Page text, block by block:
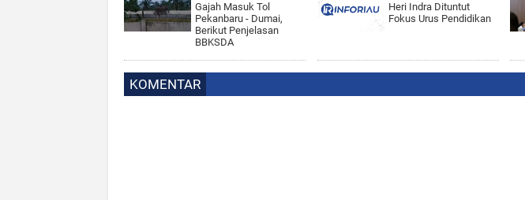
Gajah Masuk Tol
Pekanbaru - Dumai,
Berikut Penjelasan
BBKSDA
Heri Indra Dituntut
Fokus Urus Pendidikan
KOMENTAR